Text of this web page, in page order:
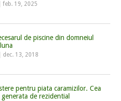
|feb. 19, 2025
de piscine din domneiul
dec. 13, 2018
pentru piata caramizilor. Cea
de rezidential